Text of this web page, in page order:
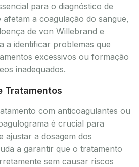
para o diagnóstico de
a coagulação do sangue,
de von Willebrand e
a identificar problemas que
excessivos ou formação
inadequados.
Tratamentos
com anticoagulantes ou
é crucial para
ajustar a dosagem dos
a garantir que o tratamento
sem causar riscos